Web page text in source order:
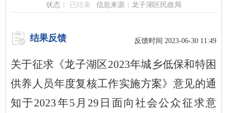
状态： 已结束 信息来源：龙子湖区民政局
结果反馈 反馈时间 2023-06-30 11:49
关于征求《龙子湖区2023年城乡低保和特困
供养人员年度复核工作实施方案》意见的通
知于2023年5月29日面向社会公众征求意